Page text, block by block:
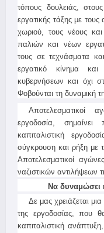
τόπους δουλειάς,
εργατικής τάξης με
χωριού, τους νέους
παλιών και νέων
τους σε τεχνάσματα
εργατικό κίνημα
κυβερνήσεων και όχι
Φοβούνται τη δυναμική
Αποτελεσματικοί
εργοδοσία,
καπιταλιστική
σύγκρουση και ρήξη με
Αποτελεσματικοί
ναζιστικών αντιλήψεων
Να δυναμώσει
Δε μας χρειάζεται
της εργοδοσίας, που
καπιταλιστική